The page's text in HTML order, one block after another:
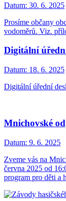
Datum: 30. 6. 2025
Prosíme občany
vodoměrů. Viz.
Digitální
Datum: 18. 6. 2025
Digitální úřední
Mnichovské
Datum: 9. 6. 2025
Zveme vás na
června 2025 od
program pro děti a